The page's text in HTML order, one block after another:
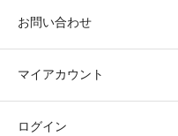
お問い合わせ
マイアカウント
ログイン